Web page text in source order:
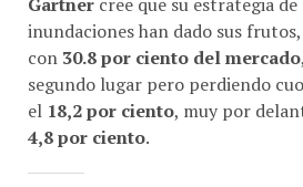
inundaciones han dado sus frutos,
con30.8 por ciento del mercado
segundo lugar pero perdiendo
el18,2 por ciento, muy por
4,8 por ciento.
COMPARTE